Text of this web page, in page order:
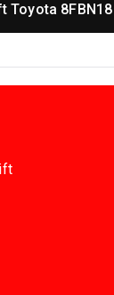
Toyota 8FBN18